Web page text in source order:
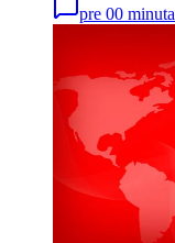
pre 00 minuta